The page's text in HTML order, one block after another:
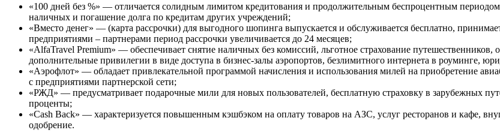
«100 дней без %» — отличается солидным лимитом кредитования и продолжительным беспроцентным периодом,
наличных и погашение долга по кредитам других учреждений;
«Вместо денег» — (карта рассрочки) для выгодного шопинга выпускается и обслуживается бесплатно,
предприятиями – партнерами период рассрочки увеличивается до 24 месяцев;
«AlfaTravel Premium» — обеспечивает снятие наличных без комиссий, льготное страхование
дополнительные привилегии в виде доступа в бизнес-залы аэропортов, безлимитного интернета в роуминге,
«Аэрофлот» — обладает привлекательной программой начисления и использования милей на приобретение
с предприятиями партнерской сети;
«РЖД» — предусматривает подарочные мили для новых пользователей, бесплатную страховку в зарубежных
проценты;
«Cash Back» — характеризуется повышенным кэшбэком на оплату товаров на АЗС, услуг ресторанов и кафе,
одобрение.